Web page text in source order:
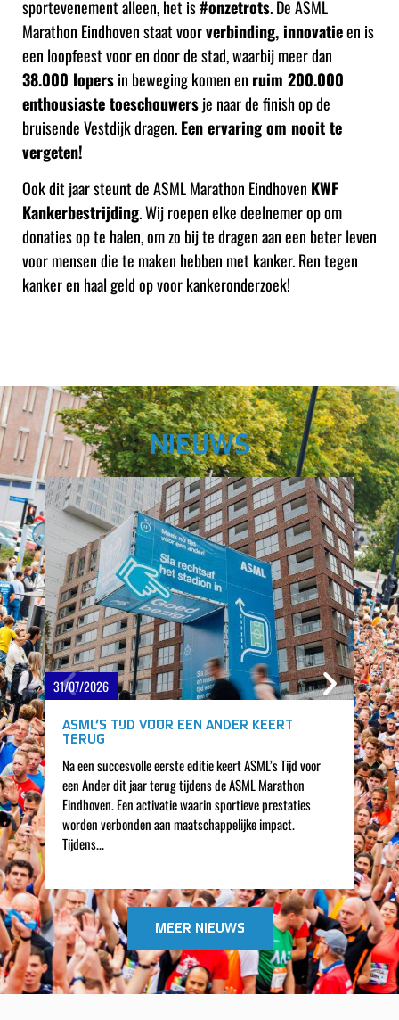
sportevenement alleen, het is#onzetrots. De ASML
Marathon Eindhoven staat voorverbinding, innovatieen is
een loopfeest voor en door de stad, waarbij meer dan
38.000 lopersin beweging komen en ruim 200.000
enthousiaste toeschouwersje naar de finish op de
bruisende Vestdijk dragen.Een ervaring om nooit te
vergeten!
Ook dit jaar steunt de ASML Marathon Eindhoven KWF
Kankerbestrijding.Wij roepen elke deelnemer op om
donaties op te halen, om zo bij te dragen aan een beter leven
voor mensen die te maken hebben met kanker. Ren tegen
kanker en haal geld op voor kankeronderzoek!
NIEUWS
31/07/2026
ASML’S TIJD VOOR EEN ANDER KEERT
TERUG
Na een succesvolle eerste editie keert ASML’s Tijd voor
een Ander dit jaar terug tijdens de ASML Marathon
Eindhoven. Een activatie waarin sportieve prestaties
worden verbonden aan maatschappelijke impact.
Tijdens...
MEER NIEUWS